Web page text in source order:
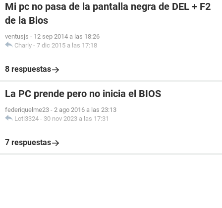
Mi pc no pasa de la pantalla negra de DEL + F2
de la Bios
ventusjs - 12 sep 2014 a las 18:26
Charly - 7 dic 2015 a las 17:18
8 respuestas
La PC prende pero no inicia el BIOS
federiquelme23 - 2 ago 2016 a las 23:13
Loti3324 - 30 nov 2023 a las 17:31
7 respuestas